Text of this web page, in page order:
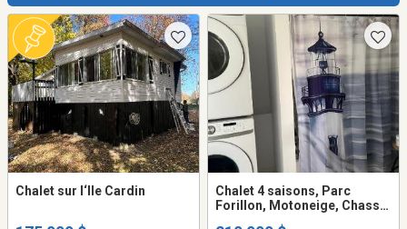
Chalet sur l‘Ile Cardin
Chalet 4 saisons, Parc
Forillon, Motoneige, Chasse